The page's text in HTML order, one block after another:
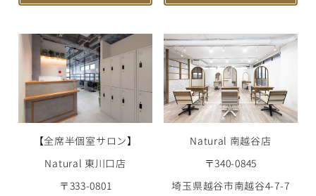
【全席半個室サロン】
Natural 東川口店
〒333-0801
Natural 南越谷店
〒340-0845
埼玉県越谷市南越谷4-7-7